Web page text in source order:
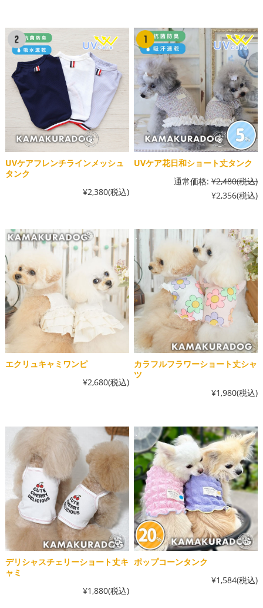
UVケアフレンチラインメッシュ
タンク
¥2,380(税込)
UVケア花日和ショート丈タンク
通常価格: ¥2,480(税込)
¥2,356(税込)
エクリュキャミワンピ
¥2,680(税込)
カラフルフラワーショート丈シャ
ツ
¥1,980(税込)
デリシャスチェリーショート丈キ
ャミ
¥1,880(税込)
ポップコーンタンク
¥1,584(税込)